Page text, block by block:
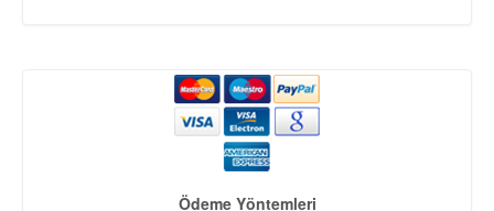
Ödeme Yöntemleri